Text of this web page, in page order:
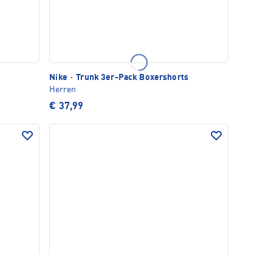
Nike · Trunk 3er-Pack Boxershorts
Herren
€ 37,99